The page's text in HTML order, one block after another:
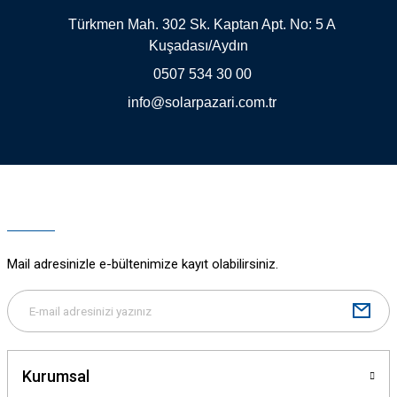
Gönder
Türkmen Mah. 302 Sk. Kaptan Apt. No: 5 A
Kuşadası/Aydın
0507 534 30 00
info@solarpazari.com.tr
Mail adresinizle e-bültenimize kayıt olabilirsiniz.
Kurumsal